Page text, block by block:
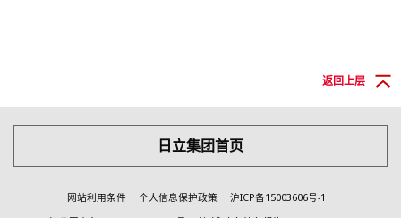
返回上层
日立集团首页
网站利用条件 个人信息保护政策
沪ICP备15003606号-1